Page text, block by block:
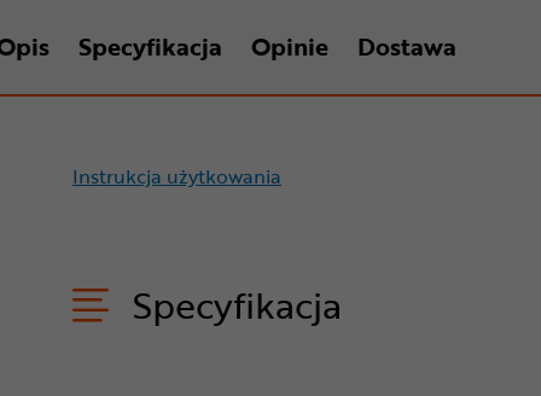
Specyfikacja Opinie Dostawa
Instrukcja użytkowania
Specyfikacja